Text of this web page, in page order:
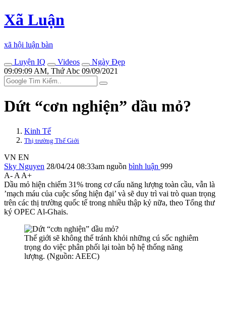
Xã Luận
xã hội luận bàn
Luyện IQ
Videos
Ngày Đẹp
09:09:09 AM, Thứ Abc 09/09/2021
Dứt “cơn nghiện” dầu mỏ?
Kinh Tế
Thị trường Thế Giới
VN EN
Sky Nguyen 28/04/24 08:33am nguồn bình luận 999
A- A A+
Dầu mỏ hiện chiếm 31% trong cơ cấu năng lượng toàn cầu, vẫn là
’mạch máu của cuộc sống hiện đại’ và sẽ duy trì vai trò quan trọng
trên các thị trường quốc tế trong nhiều thập kỷ nữa, theo Tổng thư
ký OPEC Al-Ghais.
Thế giới sẽ không thể tránh khỏi những cú sốc nghiêm
trọng do việc phân phối lại toàn bộ hệ thống năng
lượng. (Nguồn: AEEC)